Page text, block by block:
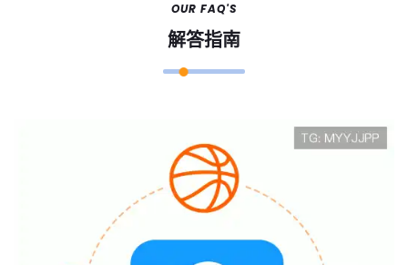
OUR FAQ'S
解答指南